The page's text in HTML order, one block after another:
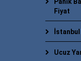
Fiyat
İstanbul
Ucuz